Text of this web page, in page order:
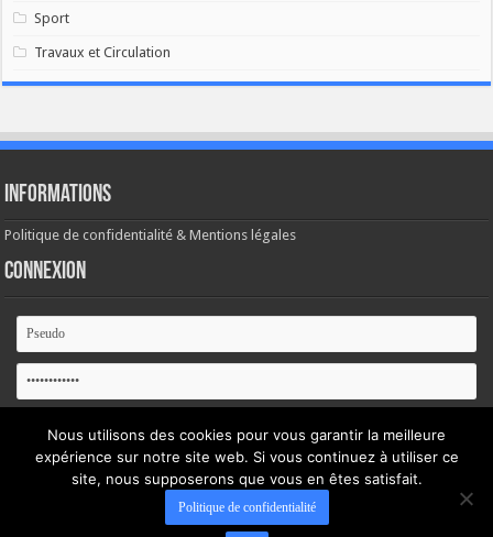
Sport
Travaux et Circulation
Informations
Politique de confidentialité & Mentions légales
Connexion
Se souvenir de moi
Mot de passe oublié ?
Nous utilisons des cookies pour vous garantir la meilleure
expérience sur notre site web. Si vous continuez à utiliser ce
site, nous supposerons que vous en êtes satisfait.
Politique de confidentialité